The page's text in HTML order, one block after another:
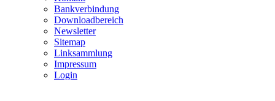
Bankverbindung
Downloadbereich
Newsletter
Sitemap
Linksammlung
Impressum
Login